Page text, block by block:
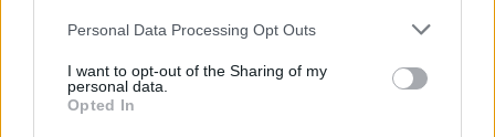
Personal Data Processing Opt Outs
I want to opt-out of the Sharing of my
personal data.
Opted In
37
9 mars 19